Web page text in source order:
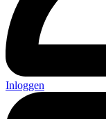
Inloggen